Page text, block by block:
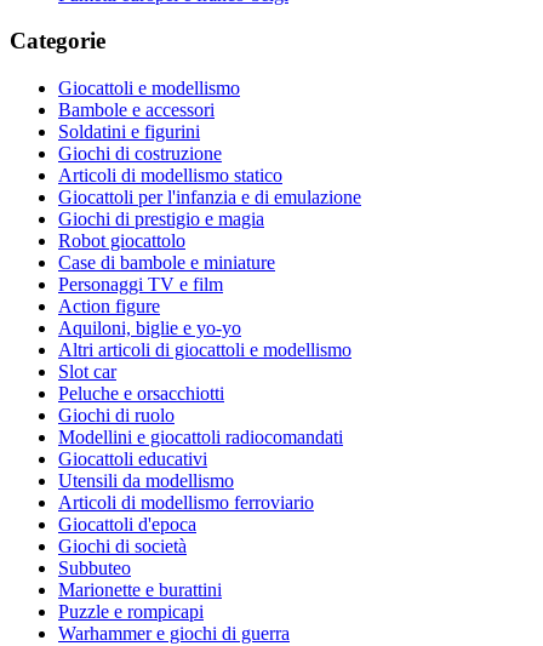
Categorie
Giocattoli e modellismo
Bambole e accessori
Soldatini e figurini
Giochi di costruzione
Articoli di modellismo statico
Giocattoli per l'infanzia e di emulazione
Giochi di prestigio e magia
Robot giocattolo
Case di bambole e miniature
Personaggi TV e film
Action figure
Aquiloni, biglie e yo-yo
Altri articoli di giocattoli e modellismo
Slot car
Peluche e orsacchiotti
Giochi di ruolo
Modellini e giocattoli radiocomandati
Giocattoli educativi
Utensili da modellismo
Articoli di modellismo ferroviario
Giocattoli d'epoca
Giochi di società
Subbuteo
Marionette e burattini
Puzzle e rompicapi
Warhammer e giochi di guerra